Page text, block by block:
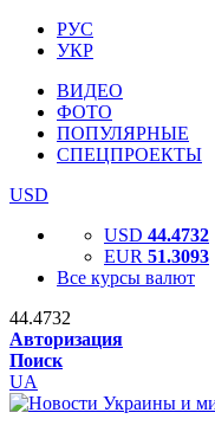
РУС
УКР
ВИДЕО
ФОТО
ПОПУЛЯРНЫЕ
СПЕЦПРОЕКТЫ
USD
USD 44.4732
EUR 51.3093
Все курсы валют
44.4732
Авторизация
Поиск
UA